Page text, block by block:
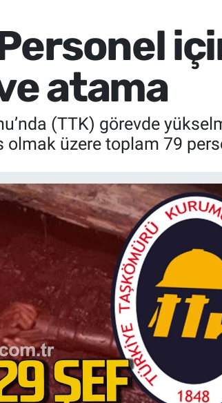
Personel
atama
(TTK) görevde
üzere toplam 79